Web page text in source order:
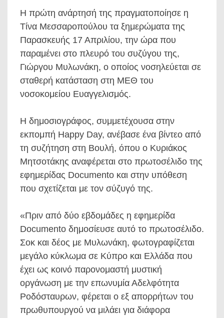
Η πρώτη ανάρτησή της πραγματοποίησε η
Τίνα Μεσσαροπούλου τα ξημερώματα της
Παρασκευής 17 Απριλίου, την ώρα που
παραμένει στο πλευρό του συζύγου της,
Γιώργου Μυλωνάκη, ο οποίος νοσηλεύεται σε
σταθερή κατάσταση στη ΜΕΘ του
νοσοκομείου Ευαγγελισμός.
Η δημοσιογράφος, συμμετέχουσα στην
εκπομπή Happy Day, ανέβασε ένα βίντεο από
τη συζήτηση στη Βουλή, όπου ο Κυριάκος
Μητσοτάκης αναφέρεται στο πρωτοσέλιδο της
εφημερίδας Documento και στην υπόθεση
που σχετίζεται με τον σύζυγό της.
«Πριν από δύο εβδομάδες η εφημερίδα
Documento δημοσίευσε αυτό το πρωτοσέλιδο.
Σοκ και δέος με Μυλωνάκη, φωτογραφίζεται
μεγάλο κύκλωμα σε Κύπρο και Ελλάδα που
έχει ως κοινό παρονομαστή μυστική
οργάνωση με την επωνυμία Αδελφότητα
Ροδόσταυρων, φέρεται ο εξ απορρήτων του
πρωθυπουργού να μιλάει για διάφορα